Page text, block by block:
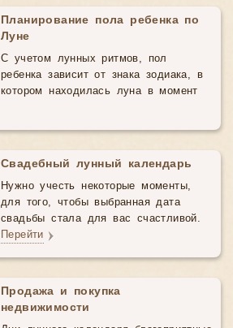
Планирование пола ребенка по
Луне
С учетом лунных ритмов, пол
ребенка зависит от знака зодиака, в
котором находилась луна в момент
Свадебный лунный календарь
Нужно учесть некоторые моменты,
для того, чтобы выбранная дата
свадьбы стала для вас счастливой.
Перейти
Продажа и покупка
недвижимости